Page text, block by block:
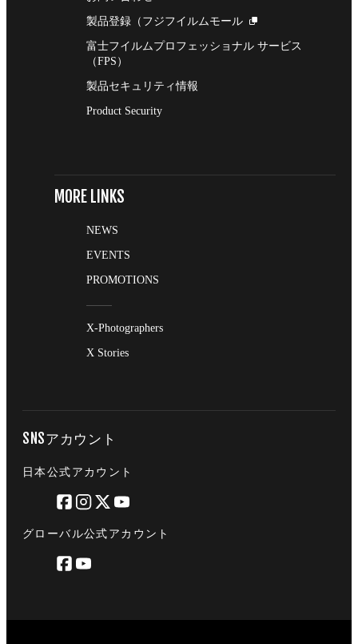
製品登録（フジフイルムモール
富士フイルムプロフェッショナル サービス
（FPS）
製品セキュリティ情報
Product Security
MORE LINKS
NEWS
EVENTS
PROMOTIONS
X-Photographers
X Stories
SNSアカウント
日本公式アカウント
グローバル公式アカウント